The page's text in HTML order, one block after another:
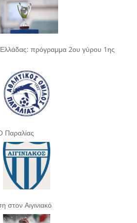
πρόγραμμα 2ου γύρου 1ης
Παραλίας
στον Αιγινιακό